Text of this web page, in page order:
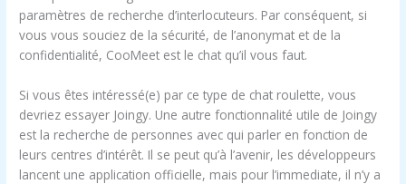
paramètres de recherche d’interlocuteurs. Par conséquent, si
vous vous souciez de la sécurité, de l’anonymat et de la
confidentialité, CooMeet est le chat qu’il vous faut.
Si vous êtes intéressé(e) par ce type de chat roulette, vous
devriez essayer Joingy. Une autre fonctionnalité utile de Joingy
est la recherche de personnes avec qui parler en fonction de
leurs centres d’intérêt. Il se peut qu’à l’avenir, les développeurs
lancent une application officielle, mais pour l’immediate, il n’y a